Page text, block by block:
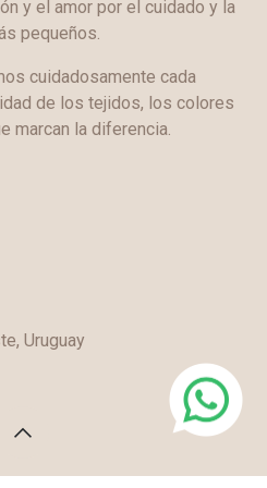
y el amor por el cuidado y la
pequeños.
cuidadosamente cada
de los tejidos, los colores
marcan la diferencia.
Uruguay